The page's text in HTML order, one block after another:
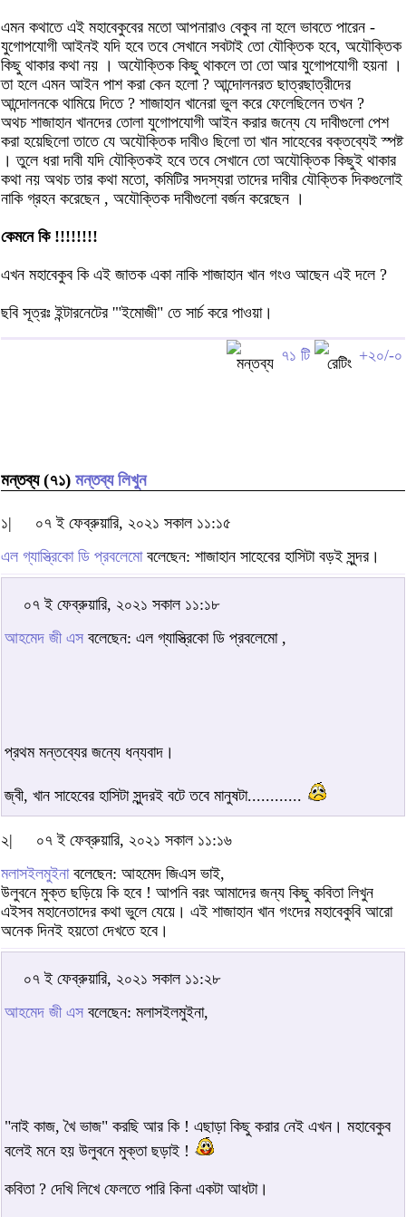
এমন কথাতে এই মহাবেকুবের মতো আপনারাও বেকুব না হলে ভাবতে পারেন -
যুগোপযোগী আইনই যদি হবে তবে সেখানে সবটাই তো যৌক্তিক হবে, অযৌক্তিক
কিছু থাকার কথা নয় । অযৌক্তিক কিছু থাকলে তা তো আর যুগোপযোগী হয়না ।
তা হলে এমন আইন পাশ করা কেন হলো ? আন্দোলনরত ছাত্রছাত্রীদের
আন্দোলনকে থামিয়ে দিতে ? শাজাহান খানেরা ভুল করে ফেলেছিলেন তখন ?
অথচ শাজাহান খানদের তোলা যুগোপযোগী আইন করার জন্যে যে দাবীগুলো পেশ
করা হয়েছিলো তাতে যে অযৌক্তিক দাবীও ছিলো তা খান সাহেবের বক্তব্যেই স্পষ্ট
। তুলে ধরা দাবী যদি যৌক্তিকই হবে তবে সেখানে তো অযৌক্তিক কিছুই থাকার
কথা নয় অথচ তার কথা মতো, কমিটির সদস্যরা তাদের দাবীর যৌক্তিক দিকগুলোই
নাকি গ্রহন করেছেন , অযৌক্তিক দাবীগুলো বর্জন করেছেন ।
কেমনে কি !!!!!!!!
এখন মহাবেকুব কি এই জাতক একা নাকি শাজাহান খান গংও আছেন এই দলে ?
ছবি সূত্রঃ ইন্টারনেটের '"ইমোজী" তে সার্চ করে পাওয়া।
৭১ টি +২০/-০
মন্তব্য (৭১) মন্তব্য লিখুন
১|
০৭ ই ফেব্রুয়ারি, ২০২১ সকাল ১১:১৫
এল গ্যাস্ত্রিকো ডি প্রবলেমোবলেছেন: শাজাহান সাহেবের হাসিটা বড়ই সুন্দর।
০৭ ই ফেব্রুয়ারি, ২০২১ সকাল ১১:১৮
আহমেদ জী এস বলেছেন: এল গ্যাস্ত্রিকো ডি প্রবলেমো ,
প্রথম মন্তব্যের জন্যে ধন্যবাদ।
জ্বী, খান সাহেবের হাসিটা সুন্দরই বটে তবে মানুষটা............
২|
০৭ ই ফেব্রুয়ারি, ২০২১ সকাল ১১:১৬
মলাসইলমুইনাবলেছেন: আহমেদ জিএস ভাই,
উলুবনে মুক্ত ছড়িয়ে কি হবে ! আপনি বরং আমাদের জন্য কিছু কবিতা লিখুন
এইসব মহানেতাদের কথা ভুলে যেয়ে। এই শাজাহান খান গংদের মহাবেকুবি আরো
অনেক দিনই হয়তো দেখতে হবে।
০৭ ই ফেব্রুয়ারি, ২০২১ সকাল ১১:২৮
আহমেদ জী এস বলেছেন: মলাসইলমুইনা,
"নাই কাজ, খৈ ভাজ" করছি আর কি ! এছাড়া কিছু করার নেই এখন। মহাবেকুব
বলেই মনে হয় উলুবনে মুক্তা ছড়াই !
কবিতা ? দেখি লিখে ফেলতে পারি কিনা একটা আধটা।